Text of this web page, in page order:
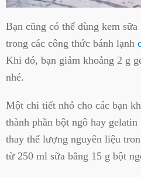
Bạn cũng có thể dùng kem
trong các công thức bánh lạnh
Khi đó, bạn giảm khoảng 2 g
nhé.
Một chi tiết nhỏ cho các bạn
thành phần bột ngô hay
thay thế lượng nguyên liệu
từ 250 ml sữa bằng 15 g bột